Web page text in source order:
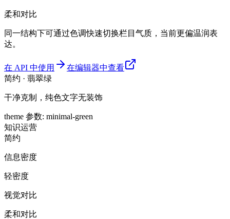
柔和对比
同一结构下可通过色调快速切换栏目气质，当前更偏温润表
达。
在 API 中使用
在编辑器中查看
简约 · 翡翠绿
干净克制，纯色文字无装饰
theme 参数: minimal-green
知识运营
简约
信息密度
轻密度
视觉对比
柔和对比